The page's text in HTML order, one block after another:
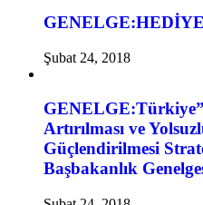
Şubat 24, 2018
Artırılması ve
Güçlendirilmesi
Başbakanlık